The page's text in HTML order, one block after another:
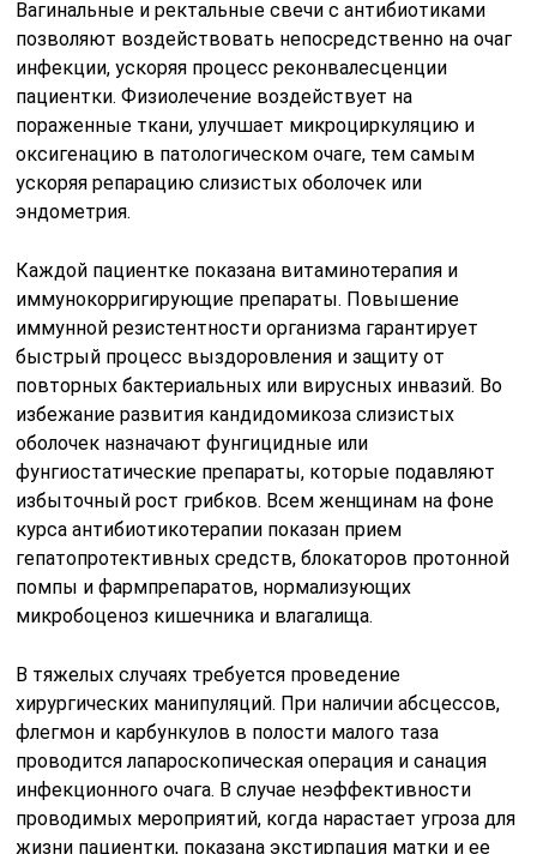
флегмон и карбункулов в полости малого таза
проводится лапароскопическая операция и санация
инфекционного очага. В случае неэффективности
проводимых мероприятий, когда нарастает угроза для
жизни пациентки, показана экстирпация матки и ее
придатков.
Меры профилактики
Профилактические мероприятия направлены в
первую очередь на защиту организма от попадания
чужеродных микроорганизмов. Повышение уровня
полового воспитания населения гарантирует
снижение распространения латентных инфекций,
передающихся половым путем. Повышение уровня
иммунной сопротивляемости организма при помощи
элементов ЗОЖ и иммуномодуляторов позволяет
снизить частоту первичного и вторичного
инфицирования гениталий.
Большое значение в профилактике занимает санация
уже имеющихся очагов инфекции (в репродуктивной
что позволит предупредить гематогенное
распространение возбудителей. По данным
медицинской статистики возникновение
инфекционно-воспалительных заболеваний чаще
характерно для женщин, которые не посещают во
время гинеколога. Ежегодные скрининговые
мероприятия на наличие ЗППП и хронических очагов